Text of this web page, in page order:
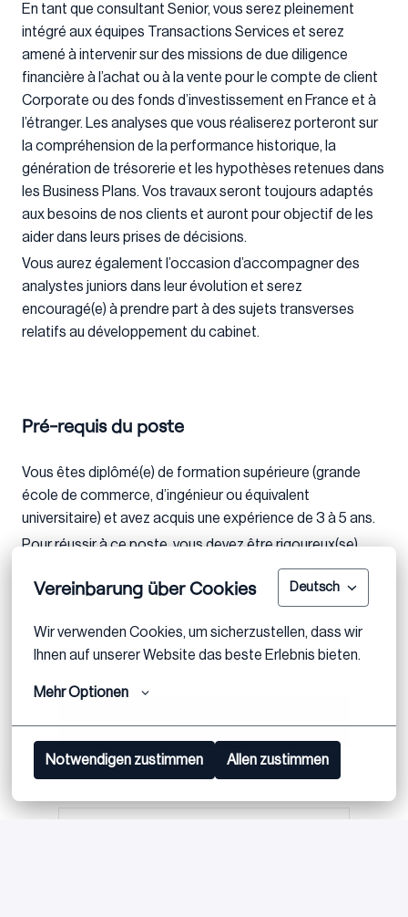
Vereinbarung über Cookies Deutsch
Wir verwenden Cookies, um sicherzustellen, dass wir
Ihnen auf unserer Website das beste Erlebnis bieten.
Mehr Optionen
Notwendigen zustimmen Allen zustimmen
En tant que consultant Senior, vous serez pleinement
intégré aux équipes Transactions Services et serez
amené à intervenir sur des missions de due diligence
financière à l’achat ou à la vente pour le compte de client
Corporate ou des fonds d’investissement en France et à
l’étranger. Les analyses que vous réaliserez porteront sur
la compréhension de la performance historique, la
génération de trésorerie et les hypothèses retenues dans
les Business Plans. Vos travaux seront toujours adaptés
aux besoins de nos clients et auront pour objectif de les
aider dans leurs prises de décisions.
Vous aurez également l’occasion d’accompagner des
analystes juniors dans leur évolution et serez
encouragé(e) à prendre part à des sujets transverses
relatifs au développement du cabinet.
Pré-requis du poste
Vous êtes diplômé(e) de formation supérieure (grande
école de commerce, d’ingénieur ou équivalent
universitaire) et avez acquis une expérience de 3 à 5 ans.
Pour réussir à ce poste, vous devez être rigoureux(se),
disponible, avoir d’excellentes capacités d’analyse et de
synthèse et appréciez travailler en équipe.
notions d’une seconde langue étrangère.
ou